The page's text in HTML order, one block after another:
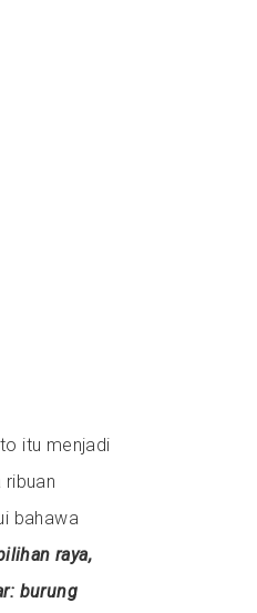
itu menjadi
bahawa
raya,
burung